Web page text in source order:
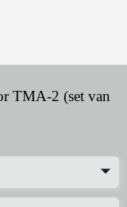
TMA-2 (set van